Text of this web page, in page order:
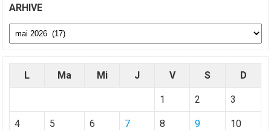
ARHIVE
Arhive
L Ma Mi J V S D
1 2 3
4 5 6 7 8 9 10